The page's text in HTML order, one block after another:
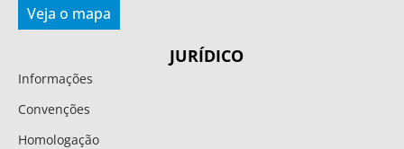
Veja o mapa
JURÍDICO
Informações
Convenções
Homologação